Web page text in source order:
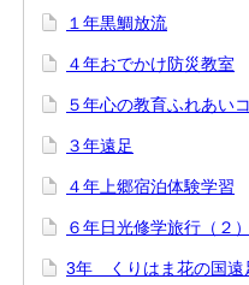
１年黒鯛放流
４年おでかけ防災教室
５年心の教育ふれあい
３年遠足
４年上郷宿泊体験学習
６年日光修学旅行（２）
3年 くりはま花の国遠